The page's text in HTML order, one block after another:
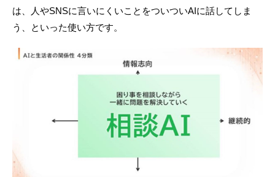
は、人やSNSに言いにくいことをついついAIに話してしま
う、といった使い方です。